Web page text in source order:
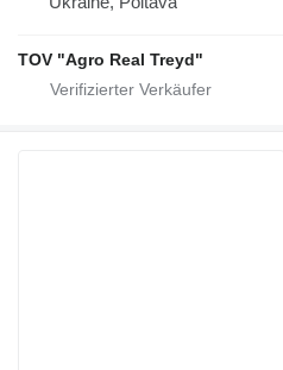
TOV "Agro Real Treyd"